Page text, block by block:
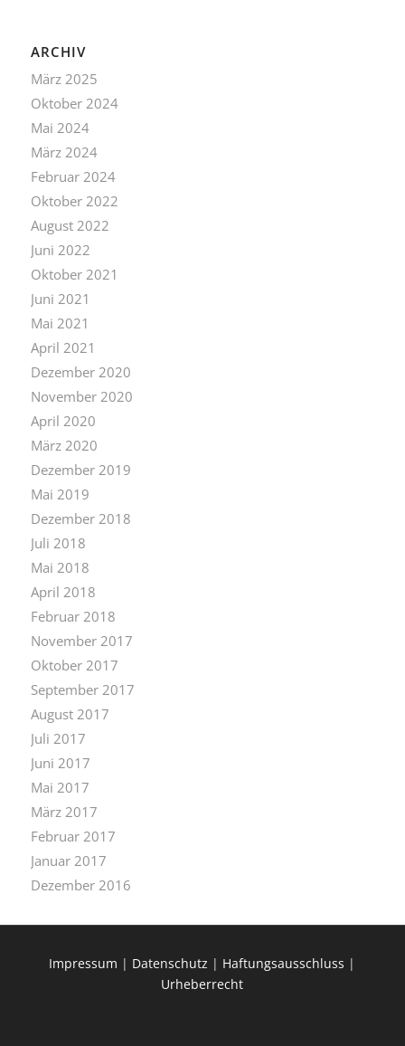
ARCHIV
März 2025
Oktober 2024
Mai 2024
März 2024
Februar 2024
Oktober 2022
August 2022
Juni 2022
Oktober 2021
Juni 2021
Mai 2021
April 2021
Dezember 2020
November 2020
April 2020
März 2020
Dezember 2019
Mai 2019
Dezember 2018
Juli 2018
Mai 2018
April 2018
Februar 2018
November 2017
Oktober 2017
September 2017
August 2017
Juli 2017
Juni 2017
Mai 2017
März 2017
Februar 2017
Januar 2017
Dezember 2016
Impressum | Datenschutz | Haftungsausschluss |
Urheberrecht